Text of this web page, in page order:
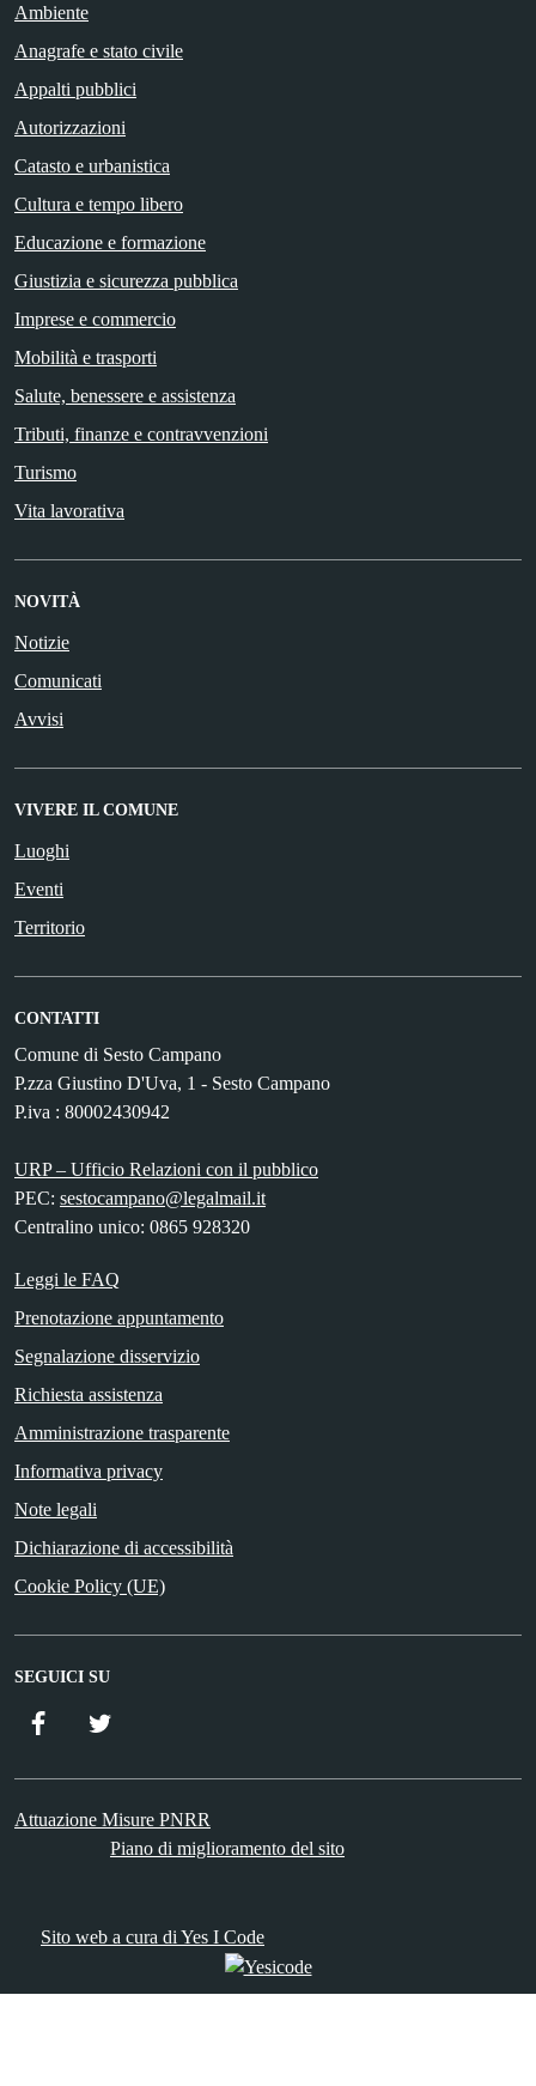
Ambiente
Anagrafe e stato civile
Appalti pubblici
Autorizzazioni
Catasto e urbanistica
Cultura e tempo libero
Educazione e formazione
Giustizia e sicurezza pubblica
Imprese e commercio
Mobilità e trasporti
Salute, benessere e assistenza
Tributi, finanze e contravvenzioni
Turismo
Vita lavorativa
NOVITÀ
Notizie
Comunicati
Avvisi
VIVERE IL COMUNE
Luoghi
Eventi
Territorio
CONTATTI
Comune di Sesto Campano
P.zza Giustino D'Uva, 1 - Sesto Campano
P.iva : 80002430942
URP – Ufficio Relazioni con il pubblico
PEC: sestocampano@legalmail.it
Centralino unico: 0865 928320
Leggi le FAQ
Prenotazione appuntamento
Segnalazione disservizio
Richiesta assistenza
Amministrazione trasparente
Informativa privacy
Note legali
Dichiarazione di accessibilità
Cookie Policy (UE)
SEGUICI SU
Facebook
Attuazione Misure PNRR
Piano di miglioramento del sito
Sito web a cura di Yes I Code